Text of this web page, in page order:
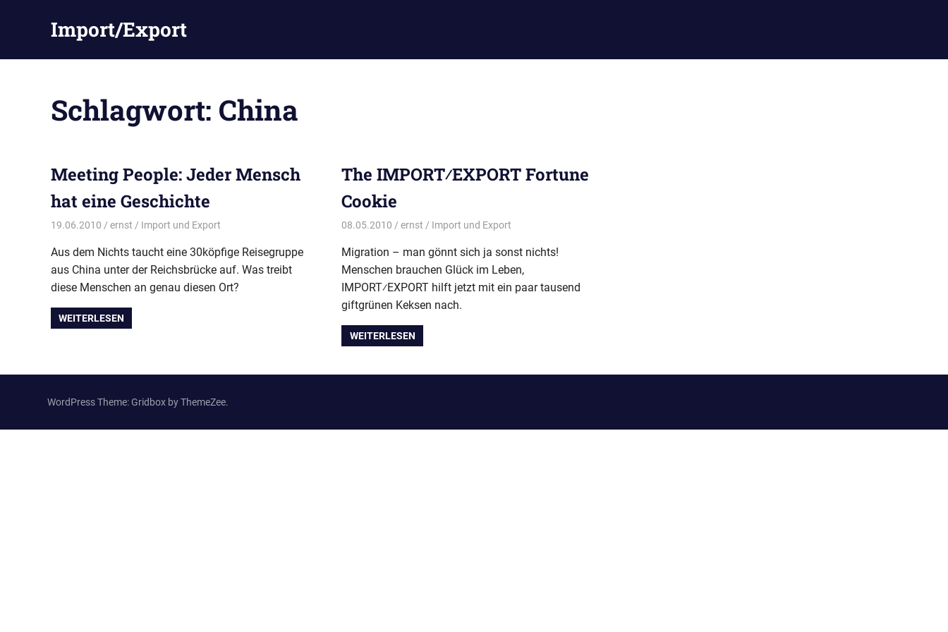
Import/Export
Schlagwort: China
Meeting People: Jeder Mensch
hat eine Geschichte
19.06.2010 ernst Import und Export
Aus dem Nichts taucht eine 30köpfige Reisegruppe
aus China unter der Reichsbrücke auf. Was treibt
diese Menschen an genau diesen Ort?
WEITERLESEN
The IMPORT⁄EXPORT Fortune
Cookie
08.05.2010 ernst Import und Export
Migration – man gönnt sich ja sonst nichts!
Menschen brauchen Glück im Leben,
IMPORT⁄EXPORT hilft jetzt mit ein paar tausend
giftgrünen Keksen nach.
WEITERLESEN
WordPress Theme: Gridbox by ThemeZee.